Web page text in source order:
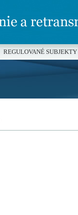
REGULOVANÉ SUBJEKTY